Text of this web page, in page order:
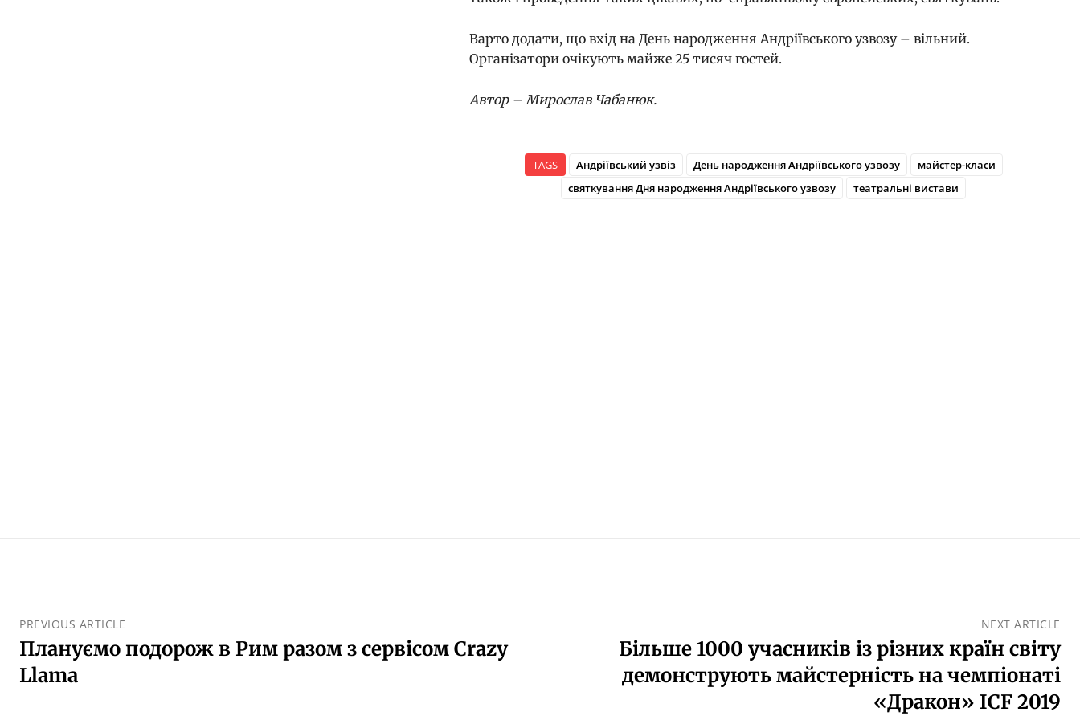
Варто додати, що вхід на День народження Андріївського узвозу – вільний.
Організатори очікують майже 25 тисяч гостей.
Автор – Мирослав Чабанюк.
TAGS Андріївський узвіз День народження Андріївського узвозу
майстер-класи
святкування Дня народження Андріївського узвозу
театральні вистави
PREVIOUS ARTICLE
Плануємо подорож в Рим разом з сервісом Crazy
Llama
NEXT ARTICLE
Більше 1000 учасників із різних країн світу
демонструють майстерність на чемпіонаті
«Дракон» ICF 2019